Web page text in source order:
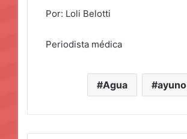
Por: Loli Belotti
Periodista médica
Agua ayuno